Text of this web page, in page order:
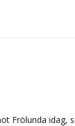
Frölunda idag,